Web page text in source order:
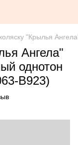
"Крылья
Ангела"
однотон
B923)